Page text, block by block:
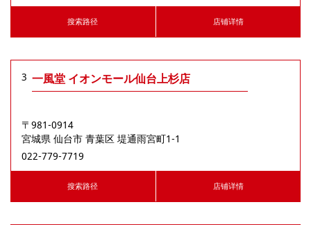
搜索路径 店铺详情
3 一風堂 イオンモール仙台上杉店
〒981-0914
宮城県仙台市⻘葉区堤通⾬宮町1-1
022-779-7719
搜索路径 店铺详情